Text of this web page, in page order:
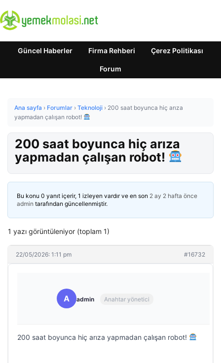
Güncel Haberler Firma Rehberi Çerez Politikası
Forum
Ana sayfa › Forumlar › Teknoloji › 200 saat boyunca hiç arıza
yapmadan çalışan robot!
200 saat boyunca hiç arıza
yapmadan çalışan robot!
Bu konu 0 yanıt içerir, 1 izleyen vardır ve en son 2 ay 2 hafta önce
admin tarafından güncellenmiştir.
1 yazı görüntüleniyor (toplam 1)
22/05/2026: 1:11 pm #16732
A admin Anahtar yönetici
200 saat boyunca hiç arıza yapmadan çalışan robot!